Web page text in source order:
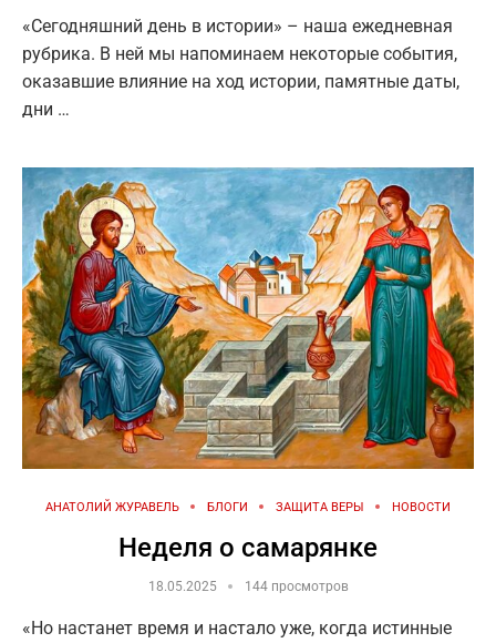
«Сегодняшний день в истории» – наша ежедневная
рубрика. В ней мы напоминаем некоторые события,
оказавшие влияние на ход истории, памятные даты,
дни …
АНАТОЛИЙ ЖУРАВЕЛЬ БЛОГИ ЗАЩИТА ВЕРЫ НОВОСТИ
Неделя о самарянке
18.05.2025 144 просмотров
«Но настанет время и настало уже, когда истинные